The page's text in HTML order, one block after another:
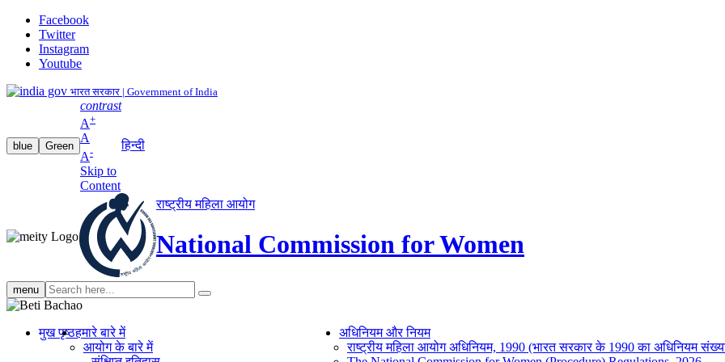
Facebook
Twitter
Instagram
Youtube
भारत सरकार | Government of India
blue Green
contrast
A+
A
A-
Skip to
Content
हिन्दी
राष्ट्रीय महिला आयोग
National Commission for Women
menu Search
search
मुख पृष्ठहमारे बारे में
आयोग के बारे में
अधिनियम और नियम
राष्ट्रीय महिला आयोग अधिनियम, 1990 (भारत सरकार के 1990 का अधिनियम